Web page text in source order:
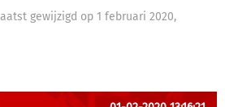
gewijzigd op 1 februari 2020,